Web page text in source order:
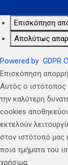
Επισκόπηση
Απολύτως
Powered by GDPR
Επισκόπηση
Αυτός ο ιστότοπος
την καλύτερη
cookies
εκτελούν
στον ιστότοπό μας
ποια τμήματα του
χρήσιμα.